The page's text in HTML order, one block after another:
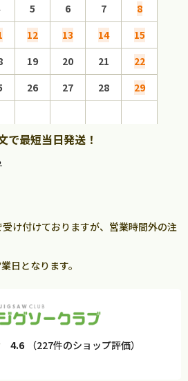
5 6 7
8
12 13 14
15
19 20 21
22
26 27 28
29
で最短当日発送！
け付けておりますが、営業時間外の注
日となります。
4.6 （227件のショップ評価）